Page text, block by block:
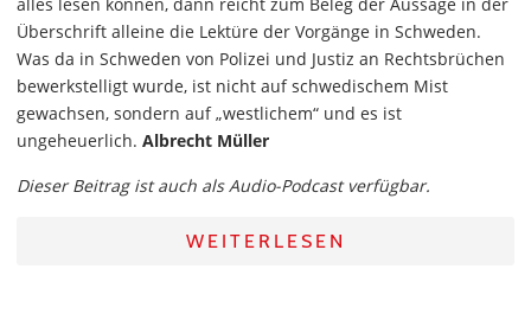
Überschrift alleine die Lektüre der Vorgänge in Schweden.
Was da in Schweden von Polizei und Justiz an Rechtsbrüchen
bewerkstelligt wurde, ist nicht auf schwedischem Mist
gewachsen, sondern auf „westlichem“ und es ist
ungeheuerlich. Albrecht Müller
Dieser Beitrag ist auch als Audio-Podcast verfügbar.
WEITERLESEN